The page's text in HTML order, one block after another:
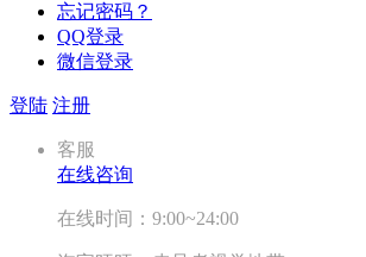
忘记密码？
QQ登录
微信登录
登陆 注册
客服
在线咨询
在线时间：9:00~24:00